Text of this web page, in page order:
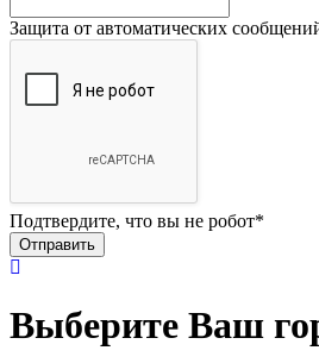
Защита от автоматических
Подтвердите, что вы не робот*
Выберите Ваш